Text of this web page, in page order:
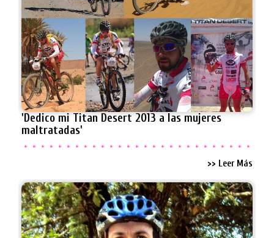
'Dedico mi Titan Desert 2013 a las mujeres
maltratadas'
>> Leer Más